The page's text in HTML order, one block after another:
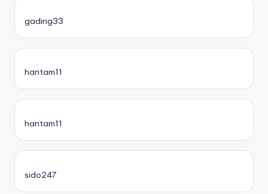
gading33
hantam11
hantam11
sido247